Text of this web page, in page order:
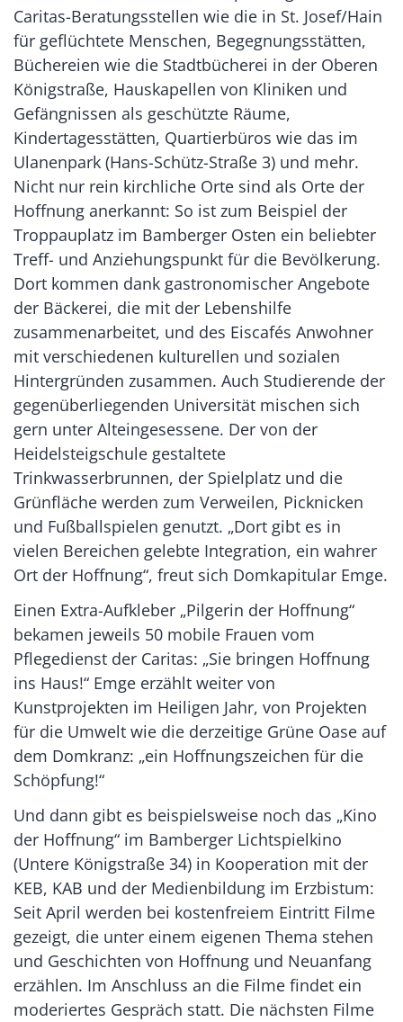
Caritas-Beratungsstellen wie die in St. Josef/Hain
für geflüchtete Menschen, Begegnungsstätten,
Büchereien wie die Stadtbücherei in der Oberen
Königstraße, Hauskapellen von Kliniken und
Gefängnissen als geschützte Räume,
Kindertagesstätten, Quartierbüros wie das im
Ulanenpark (Hans-Schütz-Straße 3) und mehr.
Nicht nur rein kirchliche Orte sind als Orte der
Hoffnung anerkannt: So ist zum Beispiel der
Troppauplatz im Bamberger Osten ein beliebter
Treff- und Anziehungspunkt für die Bevölkerung.
Dort kommen dank gastronomischer Angebote
der Bäckerei, die mit der Lebenshilfe
zusammenarbeitet, und des Eiscafés Anwohner
mit verschiedenen kulturellen und sozialen
Hintergründen zusammen. Auch Studierende der
gegenüberliegenden Universität mischen sich
gern unter Alteingesessene. Der von der
Heidelsteigschule gestaltete
Trinkwasserbrunnen, der Spielplatz und die
Grünfläche werden zum Verweilen, Picknicken
und Fußballspielen genutzt. „Dort gibt es in
vielen Bereichen gelebte Integration, ein wahrer
Ort der Hoffnung“, freut sich Domkapitular Emge.
Einen Extra-Aufkleber „Pilgerin der Hoffnung“
bekamen jeweils 50 mobile Frauen vom
Pflegedienst der Caritas: „Sie bringen Hoffnung
ins Haus!“ Emge erzählt weiter von
Kunstprojekten im Heiligen Jahr, von Projekten
für die Umwelt wie die derzeitige Grüne Oase auf
dem Domkranz: „ein Hoffnungszeichen für die
Schöpfung!“
Und dann gibt es beispielsweise noch das „Kino
der Hoffnung“ im Bamberger Lichtspielkino
(Untere Königstraße 34) in Kooperation mit der
KEB, KAB und der Medienbildung im Erzbistum:
Seit April werden bei kostenfreiem Eintritt Filme
gezeigt, die unter einem eigenen Thema stehen
und Geschichten von Hoffnung und Neuanfang
erzählen. Im Anschluss an die Filme findet ein
moderiertes Gespräch statt. Die nächsten Filme